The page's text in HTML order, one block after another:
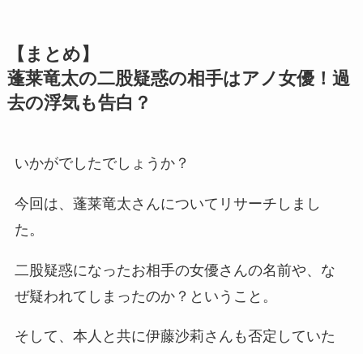
【まとめ】
蓬莱竜太の二股疑惑の相手はアノ女優！過
去の浮気も告白？
いかがでしたでしょうか？
今回は、蓬莱竜太さんについてリサーチしまし
た。
二股疑惑になったお相手の女優さんの名前や、な
ぜ疑われてしまったのか？ということ。
そして、本人と共に伊藤沙莉さんも否定していた